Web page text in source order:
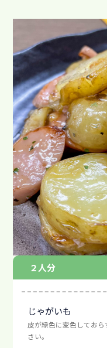
２人分
じゃがいも
皮が緑色に変色してお
さい。